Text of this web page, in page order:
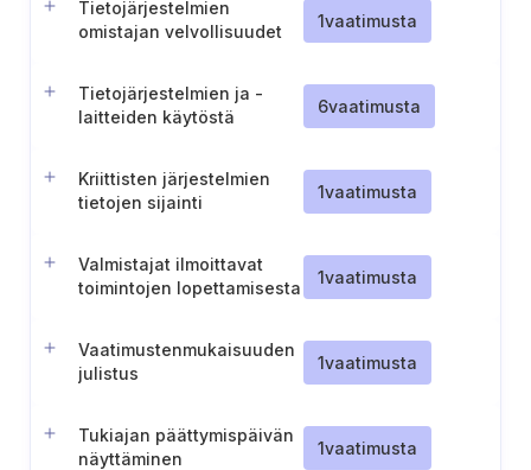
Tietojärjestelmien
omistajan velvollisuudet
1vaatimusta
Tietojärjestelmien ja -
laitteiden käytöstä
6vaatimusta
Kriittisten järjestelmien
tietojen sijainti
1vaatimusta
Valmistajat ilmoittavat
toimintojen lopettamisesta
1vaatimusta
Vaatimustenmukaisuuden
julistus
1vaatimusta
Tukiajan päättymispäivän
näyttäminen
1vaatimusta